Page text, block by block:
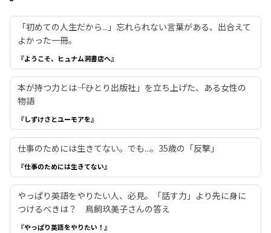
「初めての人生だから...」忘れられない言葉がある、出合えて
よかった一冊。
『ようこそ、ヒュナム洞書店へ』
本が持つ力とは――「ひとり出版社」を立ち上げた、ある女性の
物語
『しずけさとユーモアを』
仕事のためには生きてない。でも...。35歳の「反撃」
『仕事のためには生きてない』
やっぱり英語をやりたい人、必見。「話す力」より先に身に
つけるべきは？ 鳥飼玖美子さんの答え
『やっぱり英語をやりたい！』